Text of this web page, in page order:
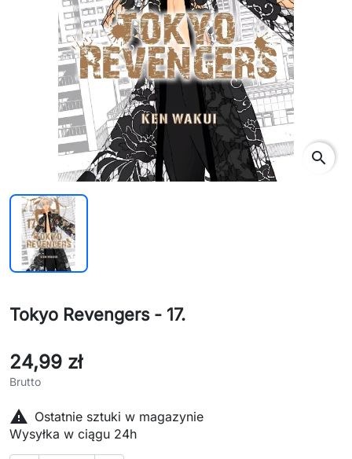
search
Tokyo Revengers - 17.
24,99 zł
Brutto
 Ostatnie sztuki w magazynie
Wysyłka w ciągu 24h